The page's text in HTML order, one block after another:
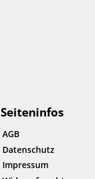
Seiteninfos
AGB
Datenschutz
Impressum